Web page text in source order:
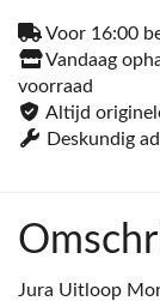
Voor 16:00
Vandaag
voorraad
Altijd
Deskundig
Jura Uitloop